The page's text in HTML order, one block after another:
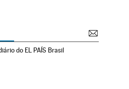
do EL PAÍS Brasil